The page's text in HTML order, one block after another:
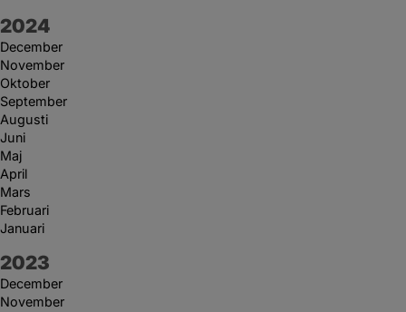
År:
2024
December
November
Oktober
September
Augusti
Juni
Maj
April
Mars
Februari
Januari
År:
2023
December
November